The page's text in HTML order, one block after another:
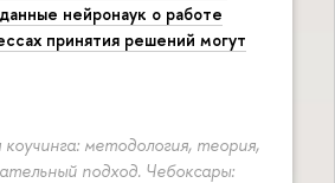
нейронаук о работе
принятия решений могут
коучинга: методология, теория,
подход. Чебоксары: